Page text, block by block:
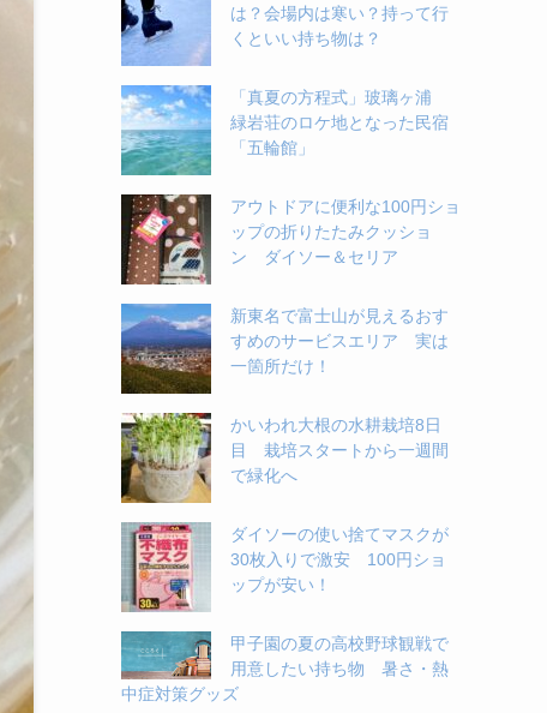
は？会場内は寒い？持って行
くといい持ち物は？
「真夏の方程式」玻璃ヶ浦
緑岩荘のロケ地となった民宿
「五輪館」
アウトドアに便利な100円ショ
ップの折りたたみクッショ
ン ダイソー＆セリア
新東名で富士山が見えるおす
すめのサービスエリア 実は
一箇所だけ！
かいわれ大根の水耕栽培8日
目 栽培スタートから一週間
で緑化へ
ダイソーの使い捨てマスクが
30枚入りで激安 100円ショ
ップが安い！
甲子園の夏の高校野球観戦で
用意したい持ち物 暑さ・熱
中症対策グッズ